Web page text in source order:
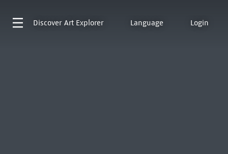
Discover Art Explorer Language Login